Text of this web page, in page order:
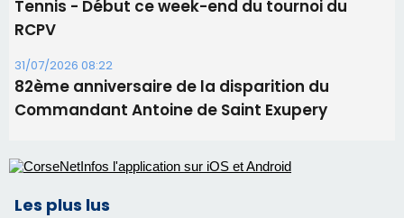
Alata - Soirée Tango Argentin au stade de San
Benedetto
05/08/2026 09:53
Biguglia : messe de la Sainte-Marie et
procession le 14 août
Tennis - Début ce week-end du tournoi du
RCPV